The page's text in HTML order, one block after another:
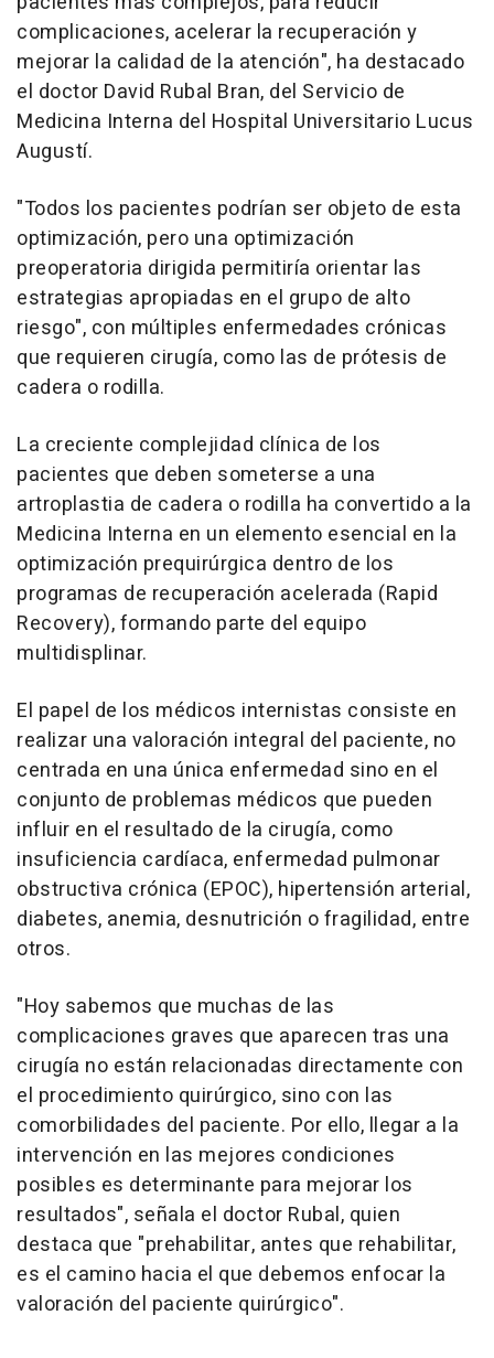
complicaciones, acelerar la recuperación y
mejorar la calidad de la atención", ha destacado
el doctor David Rubal Bran, del Servicio de
Medicina Interna del Hospital Universitario Lucus
Augustí.
"Todos los pacientes podrían ser objeto de esta
optimización, pero una optimización
preoperatoria dirigida permitiría orientar las
estrategias apropiadas en el grupo de alto
riesgo", con múltiples enfermedades crónicas
que requieren cirugía, como las de prótesis de
cadera o rodilla.
La creciente complejidad clínica de los
pacientes que deben someterse a una
artroplastia de cadera o rodilla ha convertido a la
Medicina Interna en un elemento esencial en la
optimización prequirúrgica dentro de los
programas de recuperación acelerada (Rapid
Recovery), formando parte del equipo
multidisplinar.
El papel de los médicos internistas consiste en
realizar una valoración integral del paciente, no
centrada en una única enfermedad sino en el
conjunto de problemas médicos que pueden
influir en el resultado de la cirugía, como
insuficiencia cardíaca, enfermedad pulmonar
obstructiva crónica (EPOC), hipertensión arterial,
diabetes, anemia, desnutrición o fragilidad, entre
otros.
"Hoy sabemos que muchas de las
complicaciones graves que aparecen tras una
cirugía no están relacionadas directamente con
el procedimiento quirúrgico, sino con las
comorbilidades del paciente. Por ello, llegar a la
intervención en las mejores condiciones
posibles es determinante para mejorar los
resultados", señala el doctor Rubal, quien
destaca que "prehabilitar, antes que rehabilitar,
es el camino hacia el que debemos enfocar la
valoración del paciente quirúrgico".